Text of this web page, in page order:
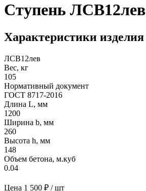
Ступень ЛСВ12лев
Характеристики изделия
ЛСВ12лев
Вес, кг
105
Нормативный документ
ГОСТ 8717-2016
Длина L, мм
1200
Ширина b, мм
260
Высота h, мм
148
Объем бетона, м.куб
0.04
Цена 1 500 ₽ / шт